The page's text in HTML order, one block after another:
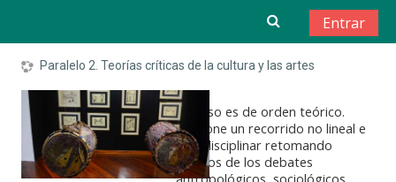
Entrar
Paralelo 2. Teorías críticas de la cultura y las artes
El curso es de orden teórico.
Propone un recorrido no lineal e
interdisciplinar retomando
algunos de los debates